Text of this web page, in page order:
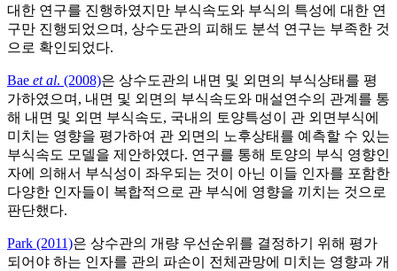
대한 연구를 진행하였지만 부식속도와 부식의 특성에 대한 연
구만 진행되었으며, 상수도관의 피해도 분석 연구는 부족한 것
으로 확인되었다.
Bae et al. (2008)은 상수도관의 내면 및 외면의 부식상태를 평
가하였으며, 내면 및 외면의 부식속도와 매설연수의 관계를 통
해 내면 및 외면 부식속도, 국내의 토양특성이 관 외면부식에
미치는 영향을 평가하여 관 외면의 노후상태를 예측할 수 있는
부식속도 모델을 제안하였다. 연구를 통해 토양의 부식 영향인
자에 의해서 부식성이 좌우되는 것이 아닌 이들 인자를 포함한
다양한 인자들이 복합적으로 관 부식에 영향을 끼치는 것으로
판단했다.
Park (2011)은 상수관의 개량 우선순위를 결정하기 위해 평가
되어야 하는 인자를 관의 파손이 전체관망에 미치는 영향과 개